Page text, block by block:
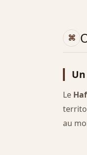
Le
au